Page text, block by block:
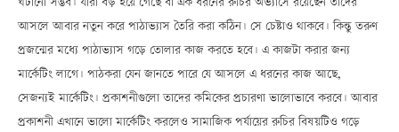
আসলে আবার নতুন করে পাঠাভ্যাস তৈরি করা কঠিন। সে চেষ্টাও থাকবে। কিন্তু তরুণ
প্রজন্মের মধ্যে পাঠাভ্যাস গড়ে তোলার কাজ করতে হবে। এ কাজটা করার জন্য
মার্কেটিং লাগে। পাঠকরা যেন জানতে পারে যে আসলে এ ধরনের কাজ আছে,
সেজন্যই মার্কেটিং। প্রকাশনীগুলো তাদের কমিকের প্রচারণা ভালোভাবে করবে। আবার
প্রকাশনী এখানে ভালো মার্কেটিং করলেও সামাজিক পর্যায়ের রুচির বিষয়টিও গড়ে